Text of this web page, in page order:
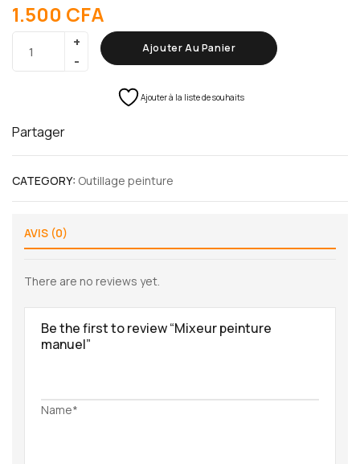
1.500 CFA
Ajouter Au Panier
Ajouter à la liste de souhaits
Partager
CATEGORY: Outillage peinture
AVIS (0)
There are no reviews yet.
Be the first to review “Mixeur peinture
manuel”
Name*